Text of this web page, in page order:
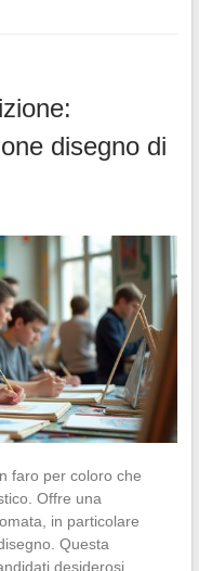
disegno di
faro per coloro che
Offre una
in particolare
Questa
desiderosi…